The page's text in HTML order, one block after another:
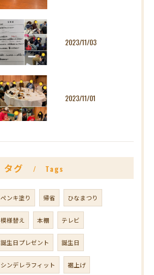
2023/11/03
2023/11/01
タグ Tags
ペンキ塗り 帰省 ひなまつり
模様替え 本棚 テレビ
誕生日プレゼント 誕生日
シンデレラフィット 裾上げ